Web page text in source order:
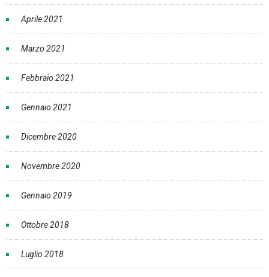
Aprile 2021
Marzo 2021
Febbraio 2021
Gennaio 2021
Dicembre 2020
Novembre 2020
Gennaio 2019
Ottobre 2018
Luglio 2018